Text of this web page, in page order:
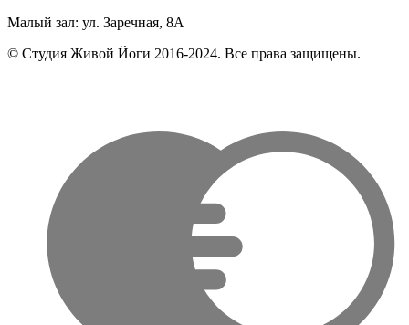
Малый зал: ул. Заречная, 8А
© Студия Живой Йоги 2016-2024. Все права защищены.